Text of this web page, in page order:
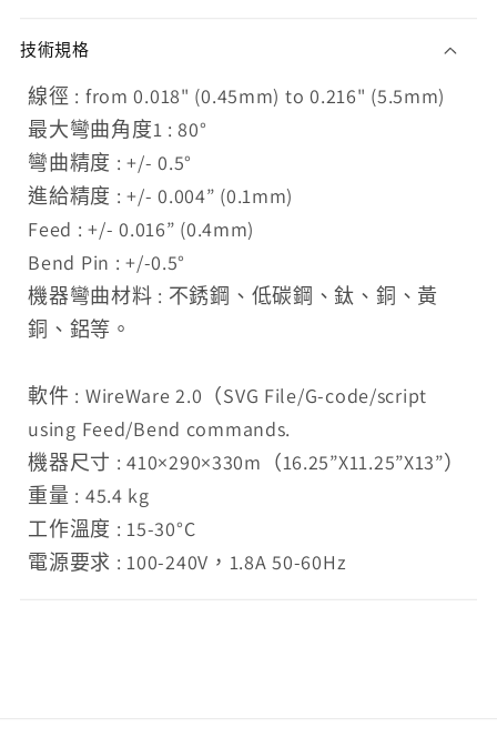
技術規格
線徑 : from 0.018" (0.45mm) to 0.216" (5.5mm)
最大彎曲角度1 : 80°
彎曲精度 : +/- 0.5°
進給精度 : +/- 0.004” (0.1mm)
Feed : +/- 0.016” (0.4mm)
Bend Pin : +/-0.5°
機器彎曲材料 : 不銹鋼、低碳鋼、鈦、銅、黃
銅、鋁等。
軟件 : WireWare 2.0（SVG File/G-code/script
using Feed/Bend commands.
機器尺寸 : 410×290×330m（16.25”X11.25”X13”）
重量 : 45.4 kg
工作溫度 : 15-30°C
電源要求 : 100-240V，1.8A 50-60Hz